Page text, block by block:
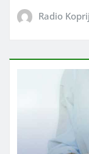
Radio